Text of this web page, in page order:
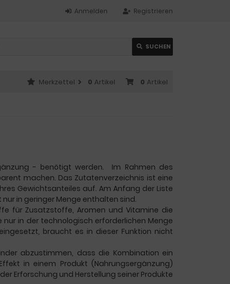
Registrieren
Anmelden
SUCHEN
0 Artikel
Merkzettel 0 Artikel
- benötigt werden. Im Rahmen des
machen. Das Zutatenverzeichnis ist eine
Gewichtsanteiles auf. Am Anfang der Liste
in geringer Menge enthalten sind.
für Zusatzstoffe, Aromen und Vitamine die
nur in der technologisch erforderlichen Menge
braucht es in dieser Funktion nicht
abzustimmen, dass die Kombination ein
in einem Produkt (Nahrungsergänzung)
Erforschung und Herstellung seiner Produkte